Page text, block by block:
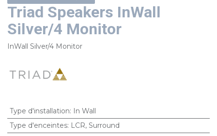
Triad Speakers InWall
Silver/4 Monitor
InWall Silver/4 Monitor
Type d'installation: In Wall
Type d'enceintes: LCR, Surround